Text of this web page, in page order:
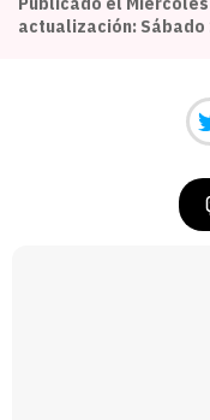
actualización: Sábado